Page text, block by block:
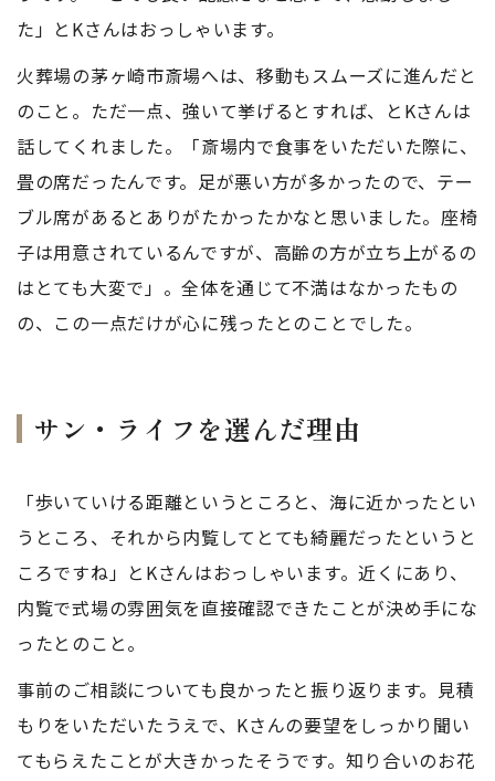
た」とKさんはおっしゃいます。
火葬場の茅ヶ崎市斎場へは、移動もスムーズに進んだと
のこと。ただ一点、強いて挙げるとすれば、とKさんは
話してくれました。「斎場内で食事をいただいた際に、
畳の席だったんです。足が悪い方が多かったので、テー
ブル席があるとありがたかったかなと思いました。座椅
子は用意されているんですが、高齢の方が立ち上がるの
はとても大変で」。全体を通じて不満はなかったもの
の、この一点だけが心に残ったとのことでした。
サン・ライフを選んだ理由
「歩いていける距離というところと、海に近かったとい
うところ、それから内覧してとても綺麗だったというと
ころですね」とKさんはおっしゃいます。近くにあり、
内覧で式場の雰囲気を直接確認できたことが決め手にな
ったとのこと。
事前のご相談についても良かったと振り返ります。見積
もりをいただいたうえで、Kさんの要望をしっかり聞い
てもらえたことが大きかったそうです。知り合いのお花